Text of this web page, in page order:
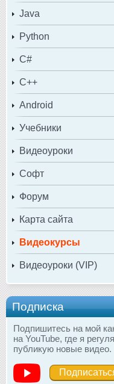
Java
Python
C#
C++
Android
Учебники
Видеоуроки
Софт
Форум
Карта сайта
Видеокурсы
Видеоуроки (VIP)
Подписка
Подпишитесь на мой
на YouTube, где я
публикую новые видео.